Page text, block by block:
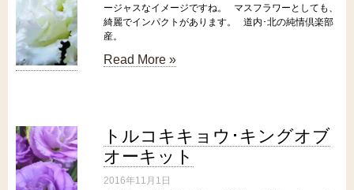
ージャスなイメージですね。 マスフラワーとしても、
綺麗でインパクトがあります。 道内･北の純情倶楽部
産。
Read More »
トルコキキョウ･キングオブ
オーキット
2016年11月1日